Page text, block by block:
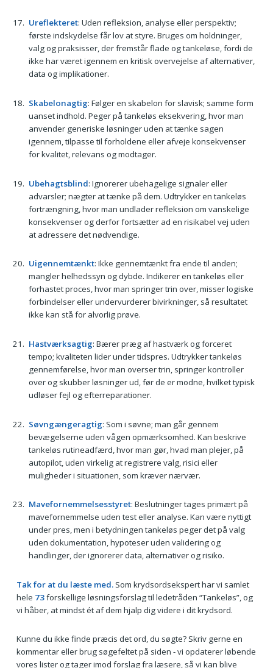
Ureflekteret: Uden refleksion, analyse eller perspektiv;
første indskydelse får lov at styre. Bruges om holdninger,
valg og praksisser, der fremstår flade og tankeløse, fordi de
ikke har været igennem en kritisk overvejelse af alternativer,
data og implikationer.
Skabelonagtig: Følger en skabelon for slavisk; samme form
uanset indhold. Peger på tankeløs eksekvering, hvor man
anvender generiske løsninger uden at tænke sagen
igennem, tilpasse til forholdene eller afveje konsekvenser
for kvalitet, relevans og modtager.
Ubehagtsblind: Ignorerer ubehagelige signaler eller
advarsler; nægter at tænke på dem. Udtrykker en tankeløs
fortrængning, hvor man undlader refleksion om vanskelige
konsekvenser og derfor fortsætter ad en risikabel vej uden
at adressere det nødvendige.
Uigennemtænkt: Ikke gennemtænkt fra ende til anden;
mangler helhedssyn og dybde. Indikerer en tankeløs eller
forhastet proces, hvor man springer trin over, misser logiske
forbindelser eller undervurderer bivirkninger, så resultatet
ikke kan stå for alvorlig prøve.
Hastværksagtig: Bærer præg af hastværk og forceret
tempo; kvaliteten lider under tidspres. Udtrykker tankeløs
gennemførelse, hvor man overser trin, springer kontroller
over og skubber løsninger ud, før de er modne, hvilket typisk
udløser fejl og efterreparationer.
Søvngængeragtig: Som i søvne; man går gennem
bevægelserne uden vågen opmærksomhed. Kan beskrive
tankeløs rutineadfærd, hvor man gør, hvad man plejer, på
autopilot, uden virkelig at registrere valg, risici eller
muligheder i situationen, som kræver nærvær.
Mavefornemmelsesstyret: Beslutninger tages primært på
mavefornemmelse uden test eller analyse. Kan være nyttigt
under pres, men i betydningen tankeløs peger det på valg
uden dokumentation, hypoteser uden validering og
handlinger, der ignorerer data, alternativer og risiko.
Tak for at du læste med.Som krydsordsekspert har vi samlet
hele 73forskellige løsningsforslag til ledetråden “Tankeløs”, og
vi håber, at mindst ét af dem hjalp dig videre i dit krydsord.
Kunne du ikke finde præcis det ord, du søgte? Skriv gerne en
kommentar eller brug søgefeltet på siden - vi opdaterer løbende
vores lister og tager imod forslag fra læsere, så vi kan blive